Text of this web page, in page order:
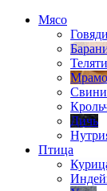
Мясо
Дичь
Птица